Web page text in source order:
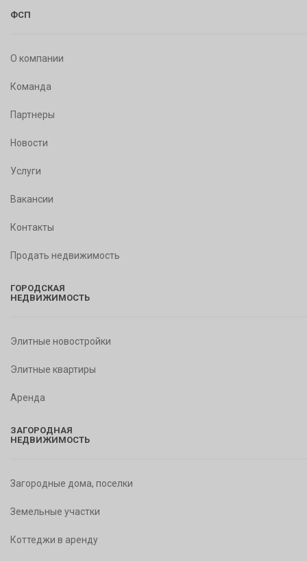
ФСП
О компании
Команда
Партнеры
Новости
Услуги
Вакансии
Контакты
Продать недвижимость
ГОРОДСКАЯ
НЕДВИЖИМОСТЬ
Элитные новостройки
Элитные квартиры
Аренда
ЗАГОРОДНАЯ
НЕДВИЖИМОСТЬ
Загородные дома, поселки
Земельные участки
Коттеджи в аренду